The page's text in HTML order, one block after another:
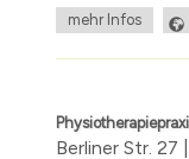
mehr Infos
Berliner Str.